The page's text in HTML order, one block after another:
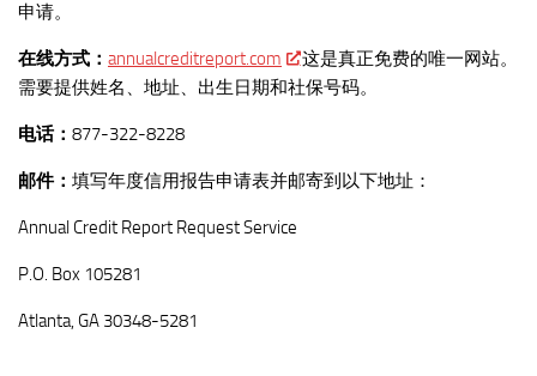
申请。
在线方式： annualcreditreport.com
这是真正免费的唯一网站。
需要提供姓名、地址、出生日期和社保号码。
电话： 877-322-8228
邮件： 填写年度信用报告申请表并邮寄到以下地址：
Annual Credit Report Request Service
P.O. Box 105281
Atlanta, GA 30348-5281